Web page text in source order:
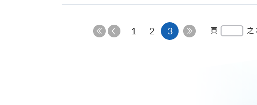
上
1 2 3本
頁 之